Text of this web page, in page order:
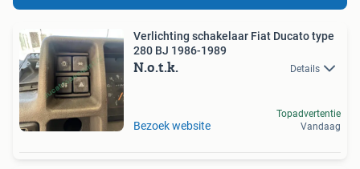
Verlichting schakelaar Fiat Ducato type
280 BJ 1986-1989
N.o.t.k. Details
Bezoek website
Topadvertentie
Vandaag